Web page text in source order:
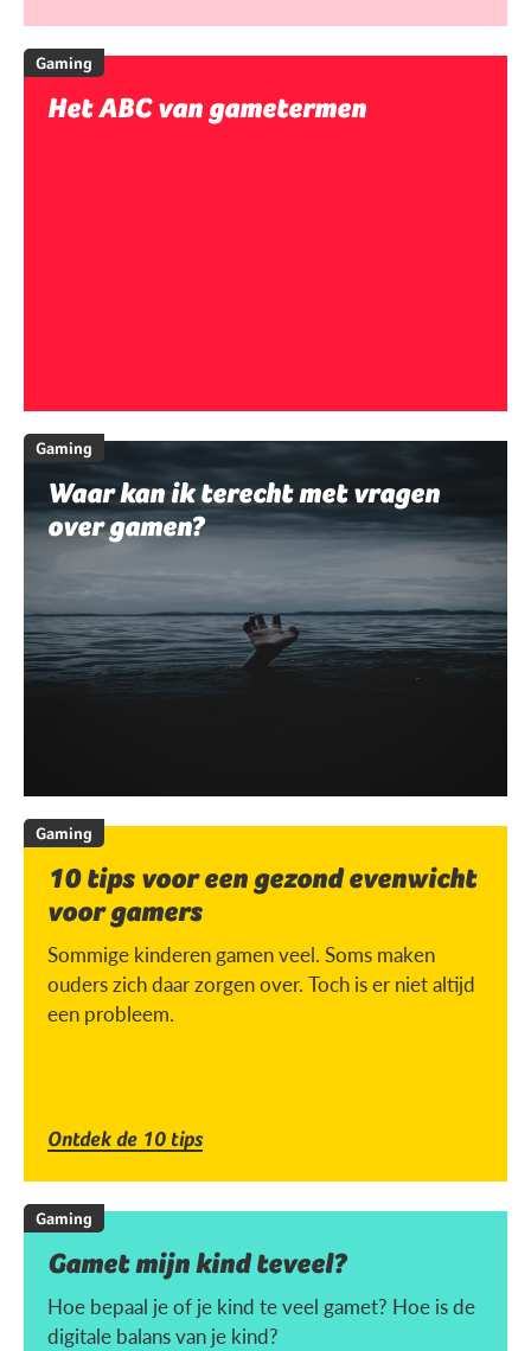
Gaming
Het ABC van gametermen
Gaming
Waar kan ik terecht met vragen
over gamen?
Gaming
10 tips voor een gezond evenwicht
voor gamers
Sommige kinderen gamen veel. Soms maken
ouders zich daar zorgen over. Toch is er niet altijd
een probleem.
Ontdek de 10 tips
Gaming
Gamet mijn kind teveel?
Hoe bepaal je of je kind te veel gamet? Hoe is de
digitale balans van je kind?